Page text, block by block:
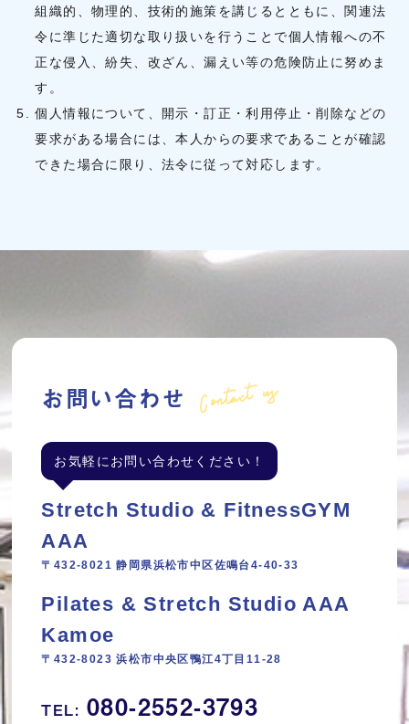
組織的、物理的、技術的施策を講じるとともに、関連法
令に準じた適切な取り扱いを行うことで個人情報への不
正な侵入、紛失、改ざん、漏えい等の危険防止に努めま
す。
個人情報について、開示・訂正・利用停止・削除などの
要求がある場合には、本人からの要求であることが確認
できた場合に限り、法令に従って対応します。
お問い合わせ Contact us
お気軽にお問い合わせください！
Stretch Studio & FitnessGYM
AAA
〒432-8021 静岡県浜松市中区佐鳴台4-40-33
Pilates & Stretch Studio AAA
Kamoe
〒432-8023 浜松市中央区鴨江4丁目11‐28
TEL: 080-2552-3793